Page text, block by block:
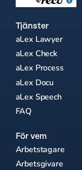
Tjänster
aLex Lawyer
aLex Check
aLex Process
aLex Docu
aLex Speech
FAQ
För vem
Arbetstagare
Arbetsgivare